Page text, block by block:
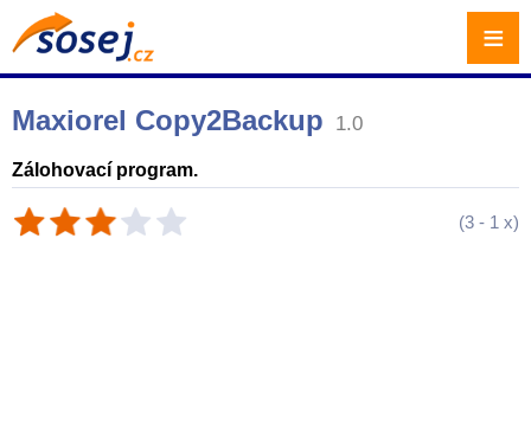
Maxiorel Copy2Backup 1.0
Zálohovací program.
(3 - 1 x)
≡